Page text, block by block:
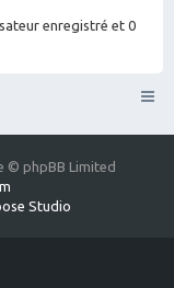
enregistré et 0
© phpBB Limited
Studio